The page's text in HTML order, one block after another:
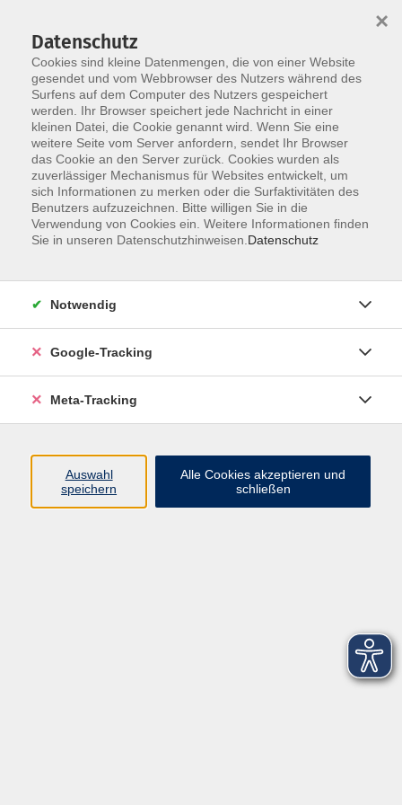
Skip to main content
Der Kurs konnte nicht gefunden werden.
Über uns
Datenschutz
Cookies sind kleine Datenmengen, die von einer Website
gesendet und vom Webbrowser des Nutzers während des
Surfens auf dem Computer des Nutzers gespeichert
werden. Ihr Browser speichert jede Nachricht in einer
kleinen Datei, die Cookie genannt wird. Wenn Sie eine
weitere Seite vom Server anfordern, sendet Ihr Browser
das Cookie an den Server zurück. Cookies wurden als
zuverlässiger Mechanismus für Websites entwickelt, um
sich Informationen zu merken oder die Surfaktivitäten des
Benutzers aufzuzeichnen. Bitte willigen Sie in die
Verwendung von Cookies ein. Weitere Informationen finden
Sie in unseren Datenschutzhinweisen. Datenschutz
×
Notwendig
Google-Tracking
Meta-Tracking
Auswahl
speichern
Alle Cookies akzeptieren und
schließen